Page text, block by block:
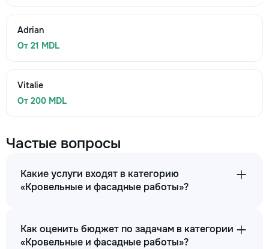
Adrian
От 21 MDL
Vitalie
От 200 MDL
Частые вопросы
Какие услуги входят в категорию
«Кровельные и фасадные работы»?
Как оценить бюджет по задачам в категории
«Кровельные и фасадные работы»?